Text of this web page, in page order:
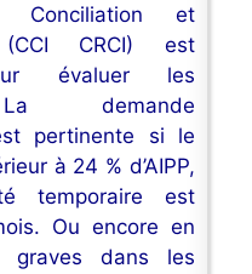
Conciliation et
(CCI CRCI) est
évaluer les
demande
pertinente si le
à 24 % d’AIPP,
temporaire est
Ou encore en
graves dans les